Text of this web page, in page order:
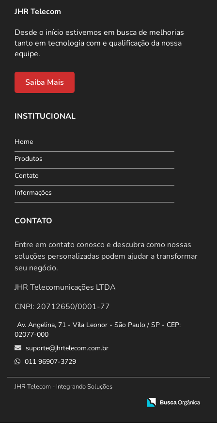
JHR Telecom
Desde o início estivemos em busca de melhorias
tanto em tecnologia com e qualificação da nossa
equipe.
Saiba Mais
INSTITUCIONAL
Home
Produtos
Contato
Informações
CONTATO
Entre em contato conosco e descubra como nossas
soluções personalizadas podem ajudar a transformar
seu negócio.
JHR Telecomunicações LTDA
CNPJ: 20712650/0001-77
Av. Angelina, 71 - Vila Leonor - São Paulo / SP - CEP:
02077-000
suporte@jhrtelecom.com.br
011 96907-3729
JHR Telecom - Integrando Soluções